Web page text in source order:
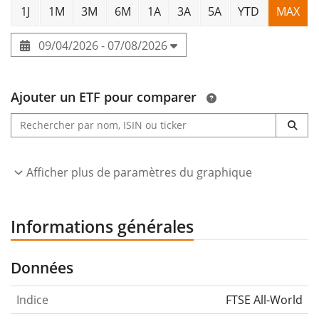
1J 1M 3M 6M 1A 3A 5A YTD MAX
09/04/2026 - 07/08/2026
Ajouter un ETF pour comparer
Afficher plus de paramètres du graphique
Informations générales
Données
Indice FTSE All-World